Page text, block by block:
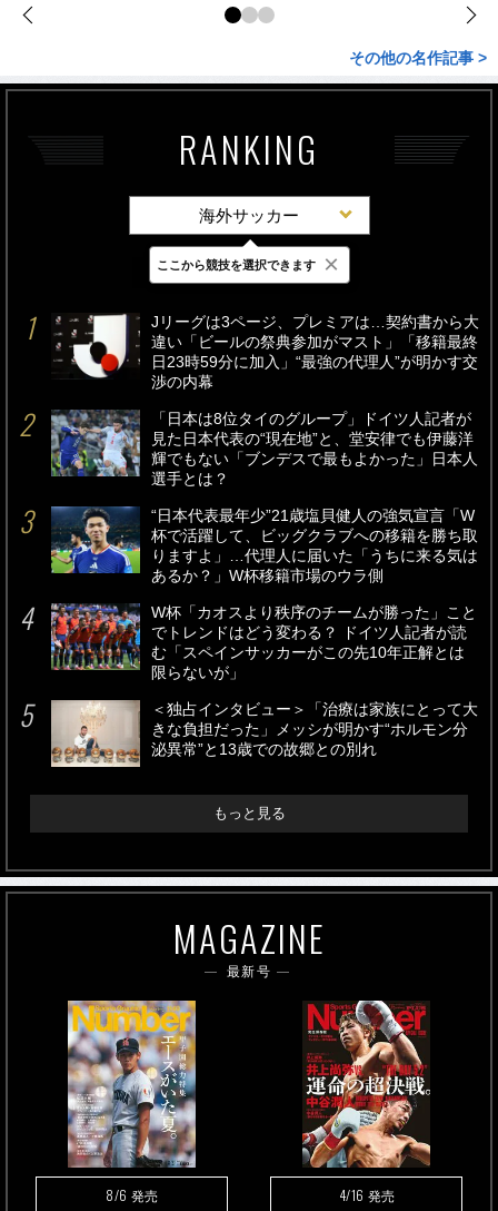
その他の名作記事 >
RANKING
海外サッカー
最新 24時間 週間
Jリーグは3ページ、プレミアは…契約書から大
違い「ビールの祭典参加がマスト」「移籍最終
日23時59分に加入」“最強の代理人”が明かす交
渉の内幕
「日本は8位タイのグループ」ドイツ人記者が
見た日本代表の“現在地”と、堂安律でも伊藤洋
輝でもない「ブンデスで最もよかった」日本人
選手とは？
“日本代表最年少”21歳塩貝健人の強気宣言「W
杯で活躍して、ビッグクラブへの移籍を勝ち取
りますよ」…代理人に届いた「うちに来る気は
あるか？」W杯移籍市場のウラ側
W杯「カオスより秩序のチームが勝った」こと
でトレンドはどう変わる？ ドイツ人記者が読
む「スペインサッカーがこの先10年正解とは
限らないが」
＜独占インタビュー＞「治療は家族にとって大
きな負担だった」メッシが明かす“ホルモン分
泌異常”と13歳での故郷との別れ
もっと見る
MAGAZINE
最新号
8/6 発売 4/16 発売
ここから競技を選択できます ×